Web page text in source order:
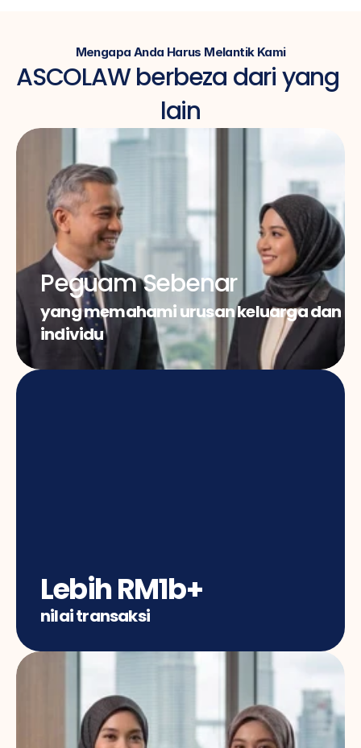
Mengapa Anda Harus Melantik Kami
ASCOLAW berbeza dari yang
lain
Peguam Sebenar
yang memahami urusan keluarga dan
individu
Lebih RM1b+
nilai transaksi